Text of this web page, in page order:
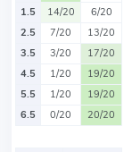
1.5
14/20
6/20
2.5
7/20
13/20
3.5
3/20
17/20
4.5
1/20
19/20
5.5
1/20
19/20
6.5
0/20 20/20